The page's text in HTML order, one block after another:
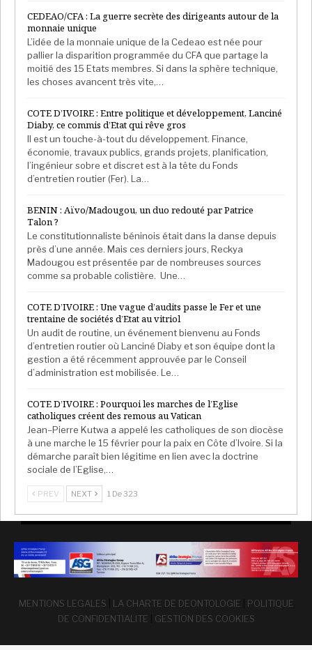
CEDEAO/CFA : La guerre secrète des dirigeants autour de la
monnaie unique
L’idée de la monnaie unique de la Cedeao est née pour
pallier la disparition programmée du CFA que partage la
moitié des 15 Etats membres. Si dans la sphère technique,
les choses avancent très vite,…
COTE D’IVOIRE : Entre politique et développement, Lanciné
Diaby, ce commis d’Etat qui rêve gros
Il est un touche-à-tout du développement. Finance,
économie, travaux publics, grands projets, planification,
l’ingénieur sobre et discret est à la tête du Fonds
d’entretien routier (Fer). La…
BENIN : Aïvo/Madougou, un duo redouté par Patrice
Talon ?
Le constitutionnaliste béninois était dans la danse depuis
près d’une année. Mais ces derniers jours, Reckya
Madougou est présentée par de nombreuses sources
comme sa probable colistière. Une…
COTE D’IVOIRE : Une vague d’audits passe le Fer et une
trentaine de sociétés d’Etat au vitriol
Un audit de routine, un événement bienvenu au Fonds
d’entretien routier où Lanciné Diaby et son équipe dont la
gestion a été récemment approuvée par le Conseil
d’administration est mobilisée. Le…
COTE D’IVOIRE : Pourquoi les marches de l’Eglise
catholiques créent des remous au Vatican
Jean–Pierre Kutwa a appelé les catholiques de son diocèse
à une marche le 15 février pour la paix en Côte d’Ivoire. Si la
démarche paraît bien légitime en lien avec la doctrine
sociale de l’Eglise,…
PREV NEXT 1 De 323
MENTIONS LEGALES LA CHARTE DE DEONTOLOGIE
POLITIQUE
DE CONFIDENTIALITE
GESTION DES COOKIES